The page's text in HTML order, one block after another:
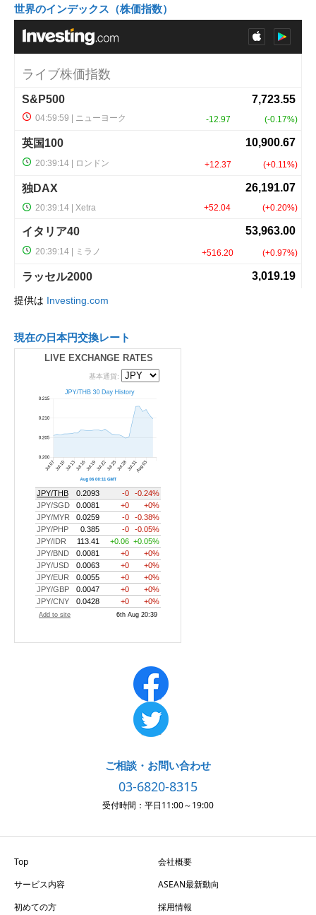
世界のインデックス（株価指数）
提供は Investing.com
現在の日本円交換レート
LIVE EXCHANGE RATES
ご相談・お問い合わせ
03-6820-8315
受付時間：平日11:00～19:00
Top
会社概要
サービス内容
ASEAN最新動向
初めての方
採用情報